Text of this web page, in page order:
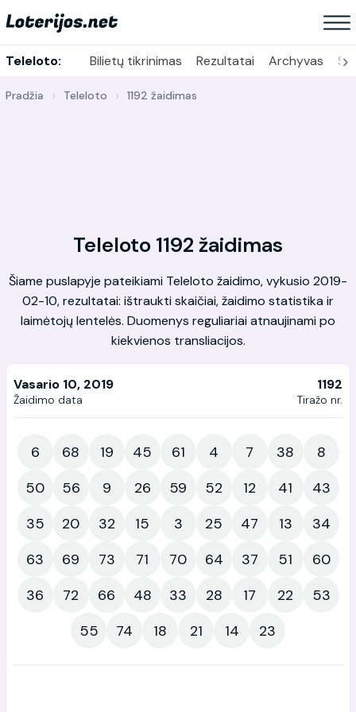
Teleloto: Bilietų tikrinimas Rezultatai Archyvas ›
Pradžia Teleloto 1192 žaidimas
Teleloto 1192 žaidimas
Šiame puslapyje pateikiami Teleloto žaidimo, vykusio 2019-
02-10, rezultatai: ištraukti skaičiai, žaidimo statistika ir
laimėtojų lentelės. Duomenys reguliariai atnaujinami po
kiekvienos transliacijos.
Vasario 10, 2019
Žaidimo data
1192
Tiražo nr.
6 68 19 45 61 4 7 38
8
50
56 9 26 59 52 12 41
43
35
20 32 15 3 25 47 13
34
63
69 73 71 70 64 37 51
60
36
72 66 48 33 28 17 22
53
55
74 18 21 14 23